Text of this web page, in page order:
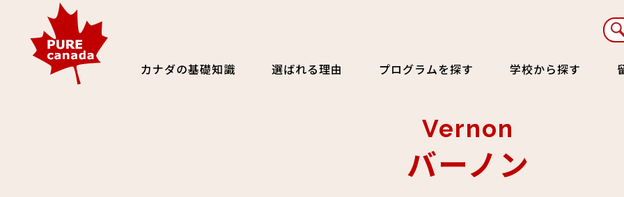
カナダの基礎知識 選ばれる理由 プログラムを探す 学校から探す
Vernon
バーノン